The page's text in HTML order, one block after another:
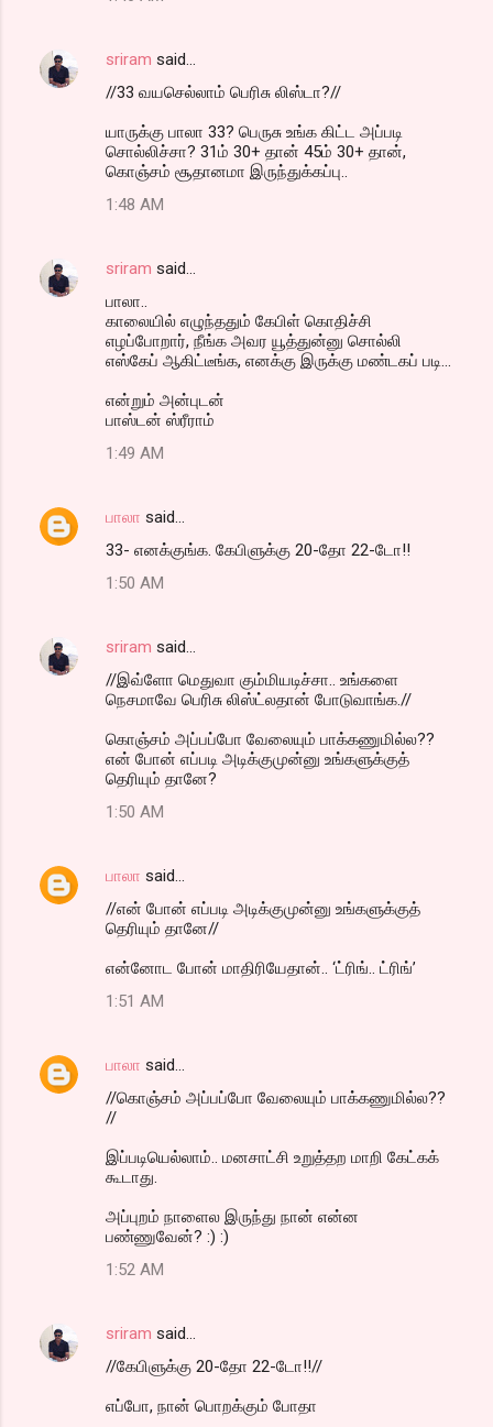
sriram said…
//33 வயசெல்லாம் பெரிசு லிஸ்டா?//
யாருக்கு பாலா 33? பெருசு உங்க கிட்ட அப்படி
சொல்லிச்சா? 31ம் 30+ தான் 45ம் 30+ தான்,
கொஞ்சம் சூதானமா இருந்துக்கப்பு..
1:48 AM
sriram said…
பாலா..
காலையில் எழுந்ததும் கேபிள் கொதிச்சி
எழப்போறார், நீங்க அவர யூத்துன்னு சொல்லி
எஸ்கேப் ஆகிட்டீங்க, எனக்கு இருக்கு மண்டகப் படி...
என்றும் அன்புடன்
பாஸ்டன் ஸ்ரீராம்
1:49 AM
பாலா said…
33- எனக்குங்க. கேபிளுக்கு 20-தோ 22-டோ!!
1:50 AM
sriram said…
//இவ்ளோ மெதுவா கும்மியடிச்சா.. உங்களை
நெசமாவே பெரிசு லிஸ்ட்லதான் போடுவாங்க.//
கொஞ்சம் அப்பப்போ வேலையும் பாக்கணுமில்ல??
என் போன் எப்படி அடிக்குமுன்னு உங்களுக்குத்
தெரியும் தானே?
1:50 AM
பாலா said…
//என் போன் எப்படி அடிக்குமுன்னு உங்களுக்குத்
தெரியும் தானே//
என்னோட போன் மாதிரியேதான்.. ‘ட்ரிங்.. ட்ரிங்’
1:51 AM
பாலா said…
//கொஞ்சம் அப்பப்போ வேலையும் பாக்கணுமில்ல??
//
இப்படியெல்லாம்.. மனசாட்சி உறுத்தற மாறி கேட்கக்
கூடாது.
அப்புறம் நாளைல இருந்து நான் என்ன
பண்ணுவேன்? :) :)
1:52 AM
sriram said…
//கேபிளுக்கு 20-தோ 22-டோ!!//
எப்போ, நான் பொறக்கும் போதா